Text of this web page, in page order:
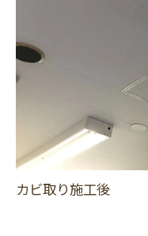
カビ取り施工後